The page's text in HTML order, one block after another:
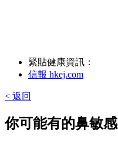
緊貼健康資訊：
信報 hkej.com
< 返回
你可能有的鼻敏感